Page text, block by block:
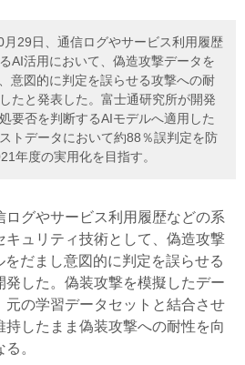
29日、通信ログやサービス利用履歴
AI活用において、偽造攻撃データを
意図的に判定を誤らせる攻撃への耐
たと発表した。富士通研究所が開発
要否を判断するAIモデルへ適用した
トデータにおいて約88％誤判定を防
年度の実用化を目指す。
グやサービス利用履歴などの系
キュリティ技術として、偽造攻撃
だまし意図的に判定を誤らせる
した。偽装攻撃を模擬したデー
元の学習データセットと結合させ
持したまま偽装攻撃への耐性を向
。